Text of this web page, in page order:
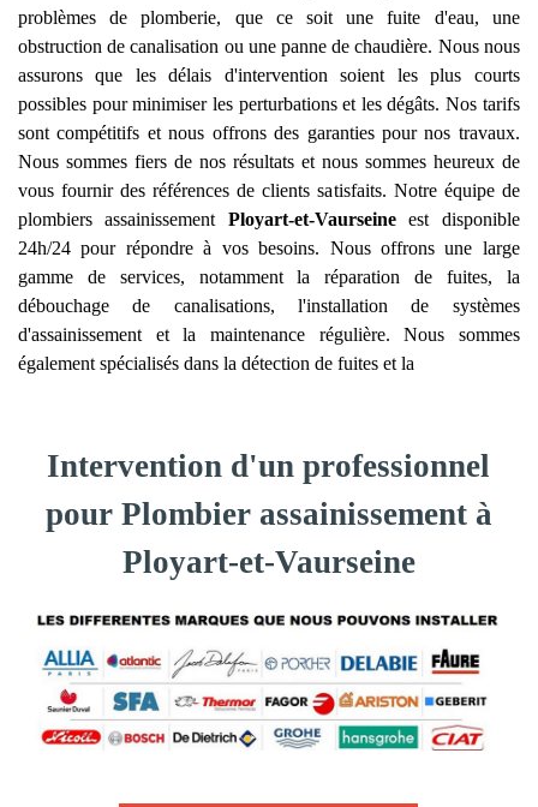
problèmes de plomberie, que ce soit une fuite d'eau, une
obstruction de canalisation ou une panne de chaudière. Nous nous
assurons que les délais d'intervention soient les plus courts
possibles pour minimiser les perturbations et les dégâts. Nos tarifs
sont compétitifs et nous offrons des garanties pour nos travaux.
Nous sommes fiers de nos résultats et nous sommes heureux de
vous fournir des références de clients satisfaits. Notre équipe de
plombiers assainissement Ployart-et-Vaurseineest disponible
24h/24 pour répondre à vos besoins. Nous offrons une large
gamme de services, notamment la réparation de fuites, la
débouchage de canalisations, l'installation de systèmes
d'assainissement et la maintenance régulière. Nous sommes
également spécialisés dans la détection de fuites et la
Intervention d'un professionnel
pour Plombier assainissement à
Ployart-et-Vaurseine